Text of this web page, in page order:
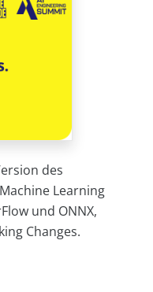
des
Learning
und ONNX,
Changes.